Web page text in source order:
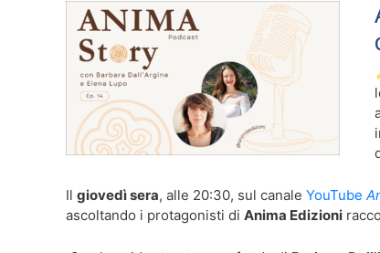
Il giovedì sera, alle 20:30, sul canale YouTube
ascoltando i protagonisti di Anima Edizioni